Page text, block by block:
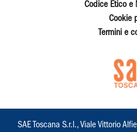
Codice Etico e
Cookie
Termini e
SAE Toscana S.r.l., Viale Vittorio